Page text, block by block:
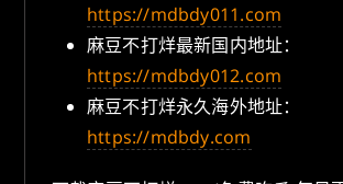
https://mdbdy011.com
麻豆不打烊最新国内地址：
https://mdbdy012.com
麻豆不打烊永久海外地址：
https://mdbdy.com